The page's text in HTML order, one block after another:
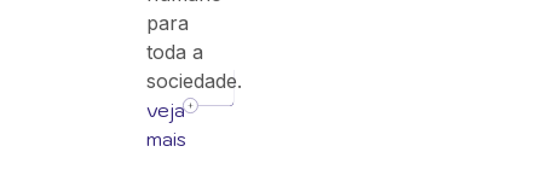
para
toda a
sociedade.
veja
mais